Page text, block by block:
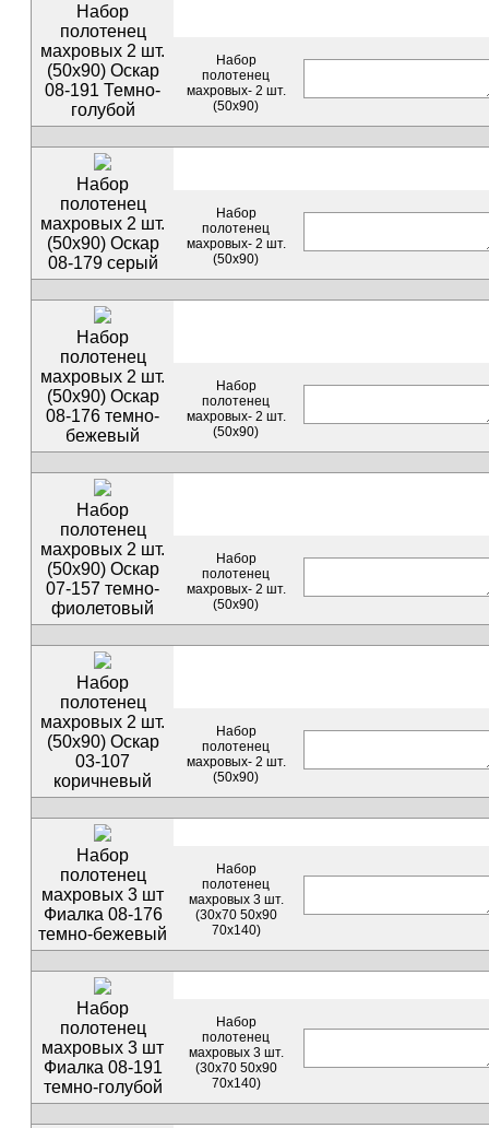
Набор
полотенец
махровых 2 шт.
(50х90) Оскар
08-191 Темно-
голубой
Набор
полотенец
махровых- 2 шт.
(50х90)
Набор
полотенец
махровых 2 шт.
(50х90) Оскар
08-179 серый
Набор
полотенец
махровых- 2 шт.
(50х90)
Набор
полотенец
махровых 2 шт.
(50х90) Оскар
08-176 темно-
бежевый
Набор
полотенец
махровых- 2 шт.
(50х90)
Набор
полотенец
махровых 2 шт.
(50х90) Оскар
07-157 темно-
фиолетовый
Набор
полотенец
махровых- 2 шт.
(50х90)
Набор
полотенец
махровых 2 шт.
(50х90) Оскар
03-107
коричневый
Набор
полотенец
махровых- 2 шт.
(50х90)
Набор
полотенец
махровых 3 шт
Фиалка 08-176
темно-бежевый
Набор
полотенец
махровых 3 шт.
(30х70 50х90
70х140)
Набор
полотенец
махровых 3 шт
Фиалка 08-191
темно-голубой
Набор
полотенец
махровых 3 шт.
(30х70 50х90
70х140)